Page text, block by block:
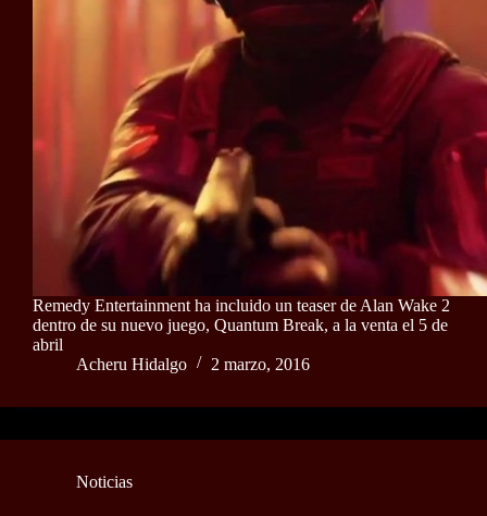
Remedy Entertainment ha incluido un teaser de Alan Wake 2
dentro de su nuevo juego, Quantum Break, a la venta el 5 de
abril
Acheru Hidalgo
2 marzo, 2016
Noticias